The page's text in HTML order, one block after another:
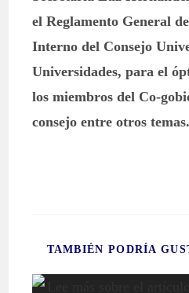
el Reglamento General
Interno del Consejo
Universidades, para el
los miembros del Co-
consejo entre otros temas.
TAMBIÉN PODRÍA